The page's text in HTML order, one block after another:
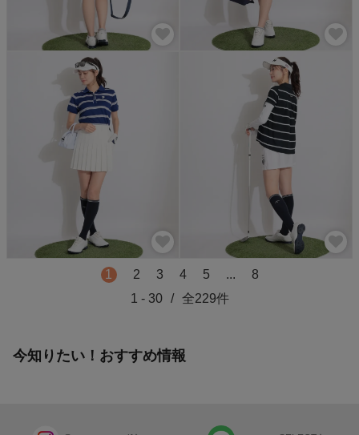
1 2 3 4 5 ...
8
1 - 30 / 全229件
今知りたい！おすすめ情報